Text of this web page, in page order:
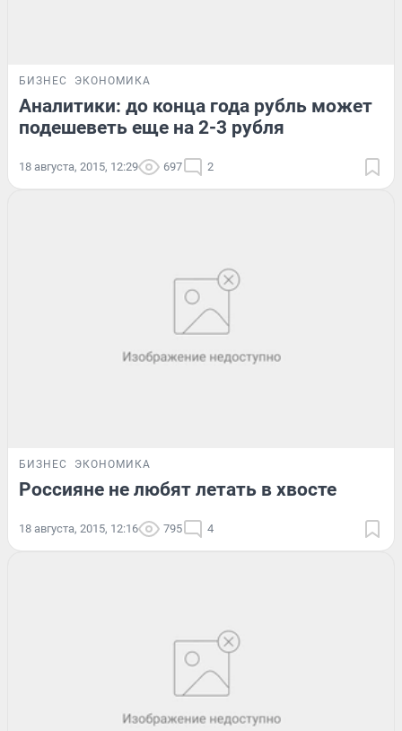
БИЗНЕС ЭКОНОМИКА
Аналитики: до конца года рубль может
подешеветь еще на 2-3 рубля
18 августа, 2015, 12:29 697 2
БИЗНЕС ЭКОНОМИКА
Россияне не любят летать в хвосте
18 августа, 2015, 12:16 795 4